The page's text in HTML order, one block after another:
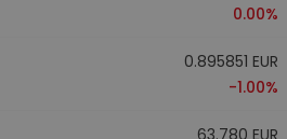
0.00%
0.895851 EUR
-1.00%
63.780 EUR